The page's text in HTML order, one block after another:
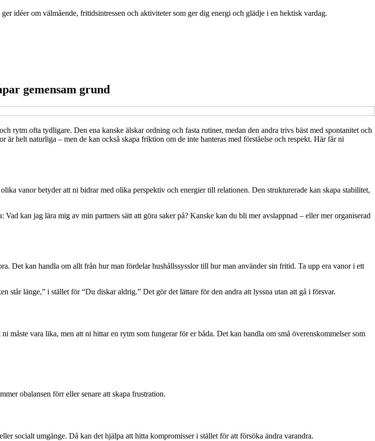
idéer om välmående, fritidsintressen och aktiviteter som ger dig energi och glädje i en hektisk vardag.
gemensam grund
rytm ofta tydligare. Den ena kanske älskar ordning och fasta rutiner, medan den andra trivs bäst med spontanitet och
helt naturliga – men de kan också skapa friktion om de inte hanteras med förståelse och respekt. Här får ni
vanor betyder att ni bidrar med olika perspektiv och energier till relationen. Den strukturerade kan skapa stabilitet,
kan jag lära mig av min partners sätt att göra saker på? Kanske kan du bli mer avslappnad – eller mer organiserad
Det kan handla om allt från hur man fördelar hushållssysslor till hur man använder sin fritid. Ta upp era vanor i ett
står länge,” i stället för “Du diskar aldrig.” Det gör det lättare för den andra att lyssna utan att gå i försvar.
måste vara lika, men att ni hittar en rytm som fungerar för er båda. Det kan handla om små överenskommelser som
obalansen förr eller senare att skapa frustration.
socialt umgänge. Då kan det hjälpa att hitta kompromisser i stället för att försöka ändra varandra.